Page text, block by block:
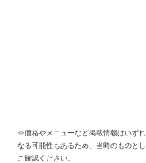
※価格やメニューなど掲載情報はいず
なる可能性もあるため、当時のものと
ご確認ください。